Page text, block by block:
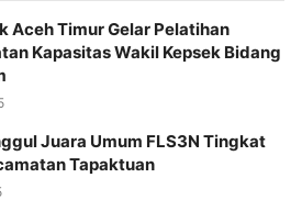
Aceh Timur Gelar Pelatihan
Kapasitas Wakil Kepsek Bidang
Juara Umum FLS3N Tingkat
Tapaktuan